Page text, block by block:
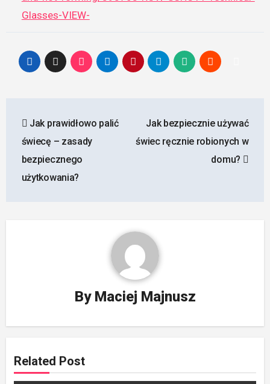
Glasses-VIEW-
wpisu
Jak prawidłowo palić
świecę – zasady
bezpiecznego
użytkowania?
Jak bezpiecznie używać
świec ręcznie robionych w
domu?
By Maciej Majnusz
Related Post